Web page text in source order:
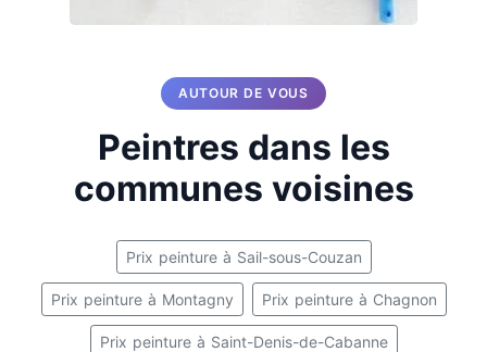
AUTOUR DE VOUS
Peintres dans les
communes voisines
Prix peinture à Sail-sous-Couzan
Prix peinture à Montagny Prix peinture à Chagnon
Prix peinture à Saint-Denis-de-Cabanne